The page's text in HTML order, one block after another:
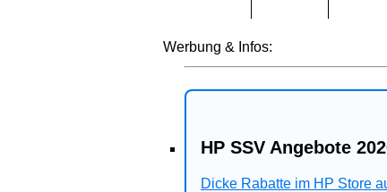
Werbung & Infos:
HP SSV Angebote
Dicke Rabatte im HP Store